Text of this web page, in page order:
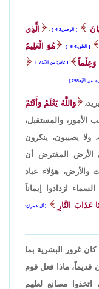
الرحمن2-4 ،
الَّذِي
العلق:4-5 هُوَ الْعَلِيمُ
غافر: من الآية7
من الآية255
وَاللَّهُ يَعْلَمُ وَأَنْتُمْ
الأمور، والمستقبل،
يصيبون، ينكرون
المفترض أن
والأرض، هؤلاء عباد
ازدادوا إيماناً
عَذَابَ النَّارِ
آل عمران:
غرور البشرية بما
قديماً، ماذا فعل قوم
اتخذوا مصانع لعلهم